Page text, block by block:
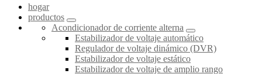
hogar
productos
Acondicionador de corriente alterna
Estabilizador de voltaje automático
Regulador de voltaje dinámico (DVR)
Estabilizador de voltaje estático
Estabilizador de voltaje de amplio rango